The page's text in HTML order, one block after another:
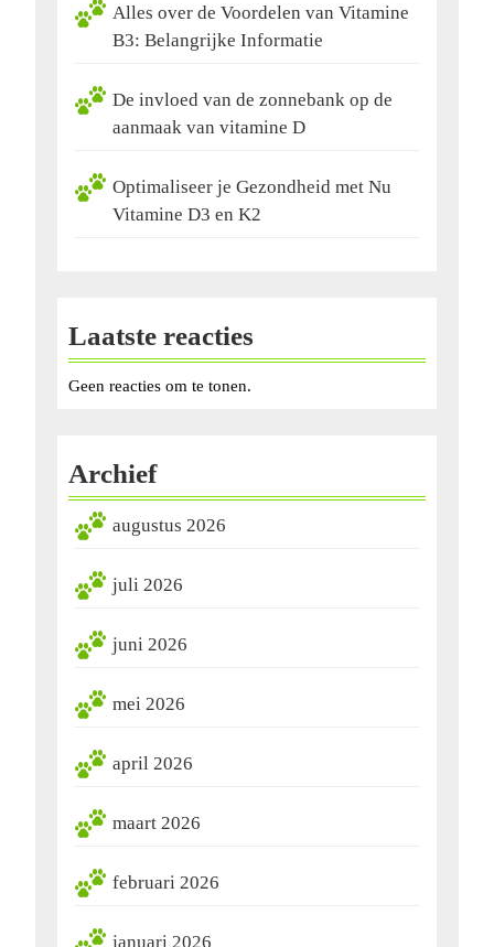
Alles over de Voordelen van Vitamine
B3: Belangrijke Informatie
De invloed van de zonnebank op de
aanmaak van vitamine D
Optimaliseer je Gezondheid met Nu
Vitamine D3 en K2
Laatste reacties
Geen reacties om te tonen.
Archief
augustus 2026
juli 2026
juni 2026
mei 2026
april 2026
maart 2026
februari 2026
januari 2026